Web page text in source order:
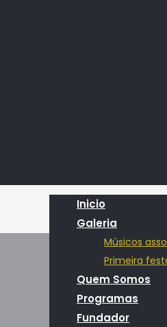
Inicio
Galeria
Músicos
Primeira
Quem Somos
Programas
Fundador